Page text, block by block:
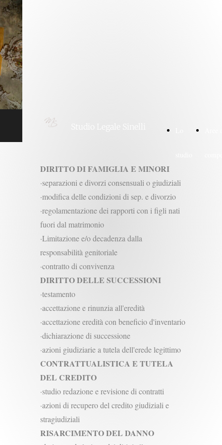
DIRITTO DI FAMIGLIA E MINORI
·separazioni e divorzi consensuali o giudiziali
·modifica delle condizioni di sep. e divorzio
·regolamentazione dei rapporti con i figli nati
fuori dal matrimonio
·Limitazione e/o decadenza dalla
responsabilità genitoriale
·contratto di convivenza
DIRITTO DELLE SUCCESSIONI
·testamento
·accettazione e rinunzia all'eredità
·accettazione eredità con beneficio d'inventario
·dichiarazione di successione
·azioni giudiziarie a tutela dell'erede legittimo
CONTRATTUALISTICA E TUTELA
DEL CREDITO
·studio redazione e revisione di contratti
·azioni di recupero del credito giudiziali e
stragiudiziali
RISARCIMENTO DEL DANNO